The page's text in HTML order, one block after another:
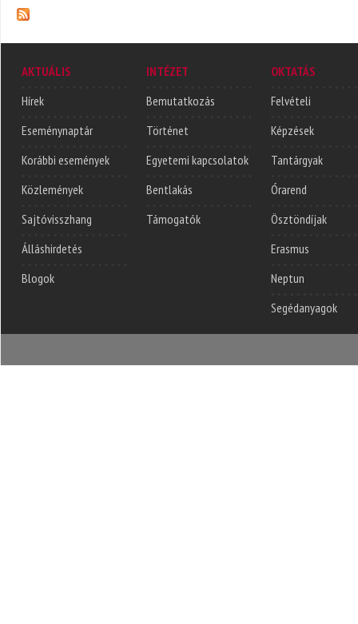
AKTUÁLIS
Hírek
Eseménynaptár
Korábbi események
Közlemények
Sajtóvisszhang
Álláshirdetés
Blogok
INTÉZET
Bemutatkozás
Történet
Egyetemi kapcsolatok
Bentlakás
Támogatók
OKTATÁS
Felvételi
Képzések
Tantárgyak
Órarend
Ösztöndíjak
Erasmus
Neptun
Segédanyagok